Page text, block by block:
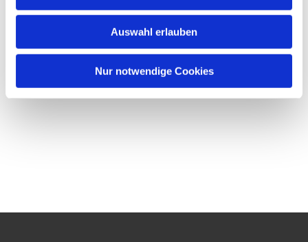
Auswahl erlauben
Nur notwendige Cookies